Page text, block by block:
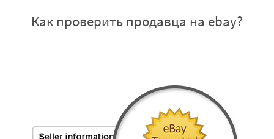
Как проверить продавца на ebay?